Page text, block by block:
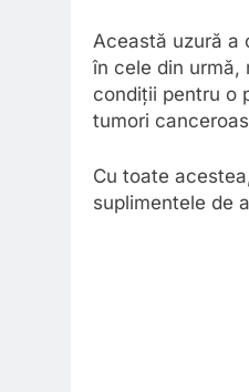
Această uzură a
în cele din urmă,
condiții pentru o
tumori
Cu toate
suplimentele de